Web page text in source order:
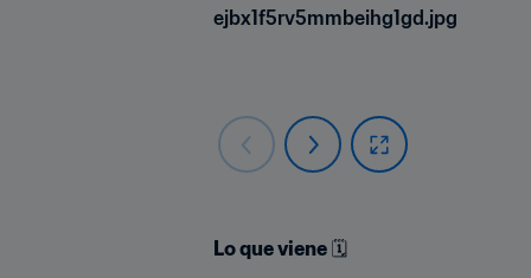
ejbx1f5rv5mmbeihg1gd.jpg
Lo que viene 🗓